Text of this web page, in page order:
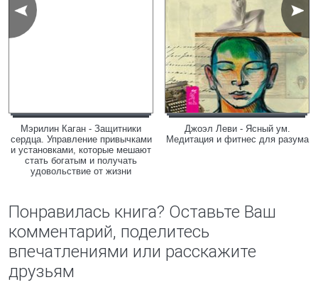
Мэрилин Каган - Защитники
сердца. Управление привычками
и установками, которые мешают
стать богатым и получать
удовольствие от жизни
Джоэл Леви - Ясный ум.
Медитация и фитнес для разума
Понравилась книга? Оставьте Ваш
комментарий, поделитесь
впечатлениями или расскажите
друзьям